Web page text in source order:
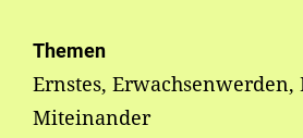
Themen
Ernstes, Erwachsenwerden,
Miteinander